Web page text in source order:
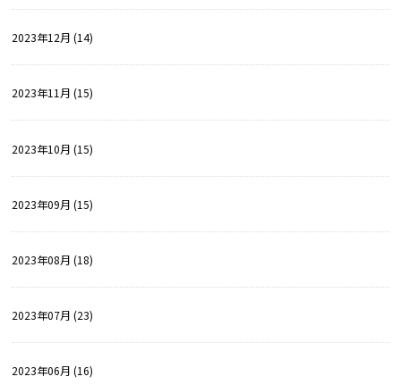
2023年12月 (14)
2023年11月 (15)
2023年10月 (15)
2023年09月 (15)
2023年08月 (18)
2023年07月 (23)
2023年06月 (16)